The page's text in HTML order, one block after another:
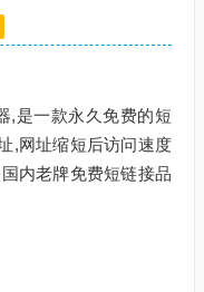
,是一款永久免费的短
,网址缩短后访问速度
内老牌免费短链接品